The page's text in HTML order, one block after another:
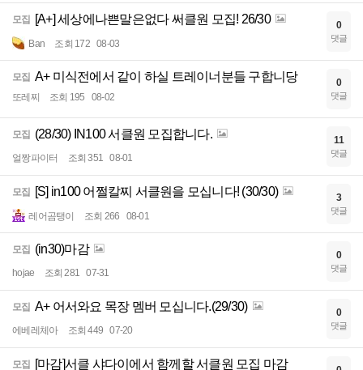
모집 [A+] 세상에나쁜말은없다 써클원 모집! 26/30
Ban 조회 172 08-03
0
댓글
모집 A+ 미식전에서 같이 하실 트레이너분들 구합니당
또레찌 조회 195 08-02
0
댓글
모집 (28/30) IN100 서클원 모집합니다.
얼짱파이터 조회 351 08-01
11
댓글
모집 [S] in100 어쩔칼찌 서클원을 모십니다! (30/30)
레어곰탱이 조회 266 08-01
3
댓글
모집 (in30)마감
hojae 조회 281 07-31
0
댓글
모집 A+ 어서와요 목장 멤버 모십니다.(29/30)
에베레체아 조회 449 07-20
0
댓글
모집 [마감]서클 샤다이에서 함께할 서클원 모집 마감